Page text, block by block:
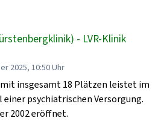
- LVR-Klinik
2025, 10:50 Uhr
insgesamt 18 Plätzen leistet im
einer psychiatrischen Versorgung.
2002 eröffnet.